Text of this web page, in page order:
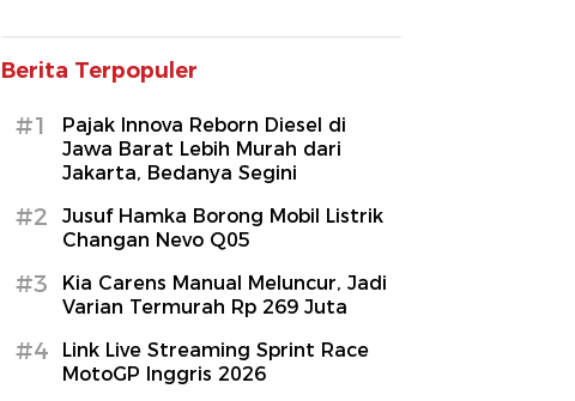
Berita Terpopuler
#1
Pajak Innova Reborn Diesel di
Jawa Barat Lebih Murah dari
Jakarta, Bedanya Segini
#2
Jusuf Hamka Borong Mobil Listrik
Changan Nevo Q05
#3
Kia Carens Manual Meluncur, Jadi
Varian Termurah Rp 269 Juta
#4
Link Live Streaming Sprint Race
MotoGP Inggris 2026